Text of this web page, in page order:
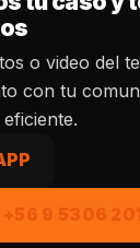
o video del
con tu
+56 9 5306